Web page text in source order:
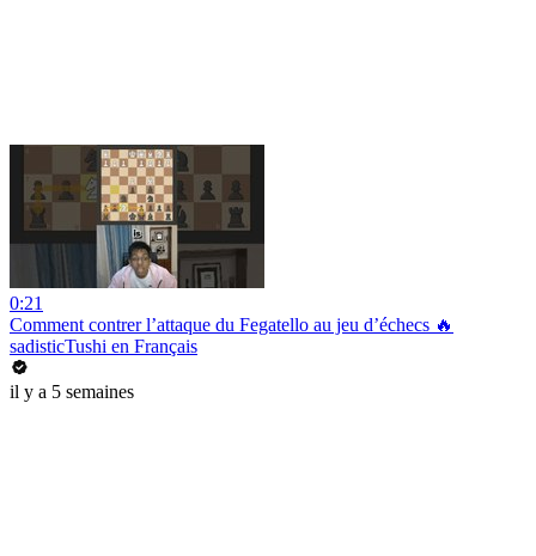
0:21
Comment contrer l’attaque du Fegatello au jeu d’échecs 🔥
sadisticTushi en Français
il y a 5 semaines